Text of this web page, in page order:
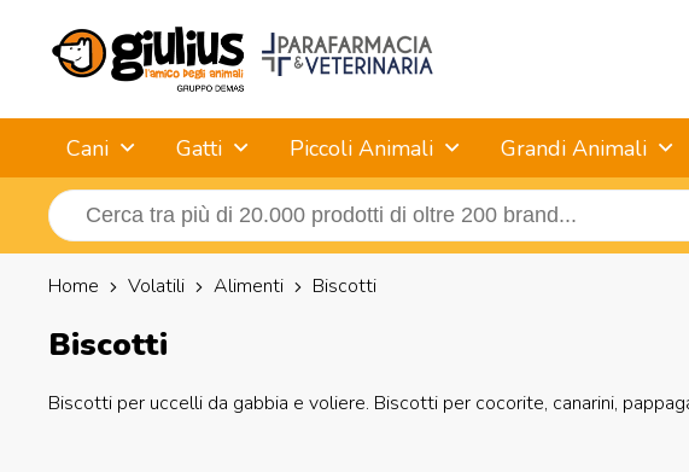
Cani Gatti Piccoli Animali Grandi Animali
Home Volatili Alimenti Biscotti
Biscotti
Biscotti per uccelli da gabbia e voliere. Biscotti per cocorite, canarini,